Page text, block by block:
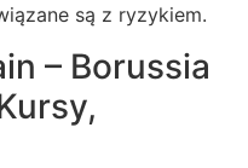
są z ryzykiem.
– Borussia